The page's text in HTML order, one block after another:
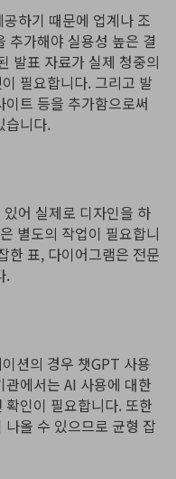
하기 때문에 업계나 조
추가해야 실용성 높은 결
발표 자료가 실제 청중의
필요합니다. 그리고 발
트 등을 추가함으로써
습니다.
어 실제로 디자인을 하
별도의 작업이 필요합니
한 표, 다이어그램은 전문
.
션의 경우 챗GPT 사용
에서는 AI 사용에 대한
인이 필요합니다. 또한
올 수 있으므로 균형 잡